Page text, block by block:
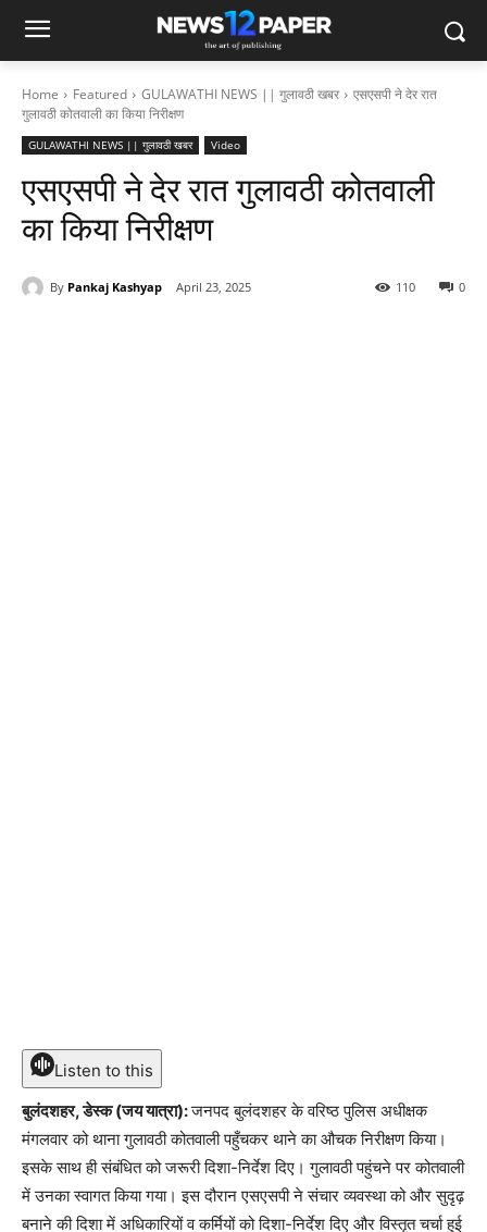
Home Featured GULAWATHI NEWS || गुलावठी खबर
एसएसपी ने देर रात
गुलावठी कोतवाली का किया निरीक्षण
GULAWATHI NEWS || गुलावठी खबर Video
एसएसपी ने देर रात गुलावठी कोतवाली
का किया निरीक्षण
By Pankaj Kashyap April 23, 2025 0
110
Listen to this
बुलंदशहर, डेस्क (जय यात्रा):जनपद बुलंदशहर के वरिष्ठ पुलिस अधीक्षक
मंगलवार को थाना गुलावठी कोतवाली पहुँचकर थाने का औचक निरीक्षण किया।
इसके साथ ही संबंधित को जरूरी दिशा-निर्देश दिए। गुलावठी पहुंचने पर कोतवाली
में उनका स्वागत किया गया। इस दौरान एसएसपी ने संचार व्यवस्था को और सुदृढ़
बनाने की दिशा में अधिकारियों व कर्मियों को दिशा-निर्देश दिए और विस्तृत चर्चा हुई